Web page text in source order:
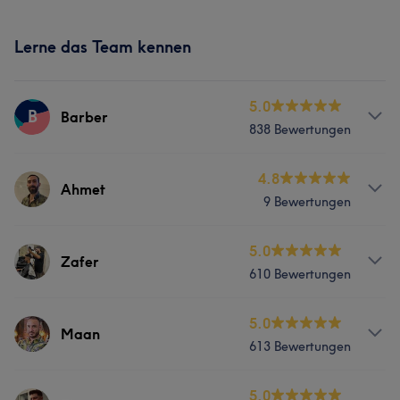
Lerne das Team kennen
B Barber
5.0
838 Bewertungen
Services
Portfolio
Ahmet
4.8
9 Bewertungen
Services
Zafer
5.0
610 Bewertungen
Services
Maan
5.0
613 Bewertungen
Services 5.0